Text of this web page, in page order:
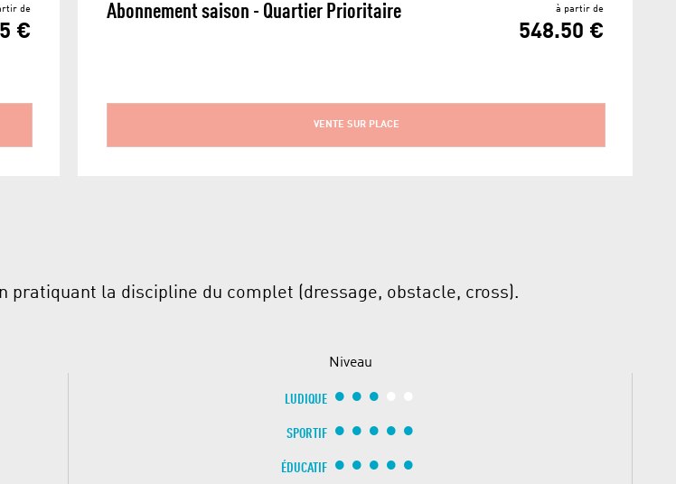
de
€
Abonnement saison - Quartier Prioritaire à partir de
548.50 €
VENTE SUR PLACE
pratiquant la discipline du complet (dressage, obstacle, cross).
Niveau
LUDIQUE
SPORTIF
ÉDUCATIF